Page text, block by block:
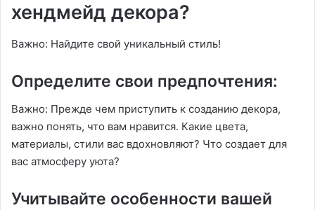
хендмейд декора?
Важно: Найдите свой уникальный стиль!
Определите свои предпочтения:
Важно: Прежде чем приступить к созданию декора,
важно понять, что вам нравится․ Какие цвета,
материалы, стили вас вдохновляют? Что создает для
вас атмосферу уюта?
Учитывайте особенности вашей